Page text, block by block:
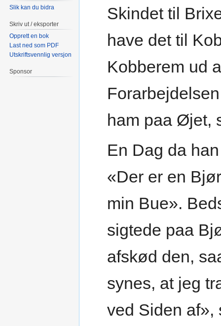
Skindet til
have det til
Kobberem ud
ham paa Øjet,
En Dag da
«Der er en
min Bue».
sigtede paa
afskød den,
synes, at jeg
ved Siden af»,
Slik kan du bidra
Skriv ut / eksporter
Opprett en bok
Last ned som PDF
Utskriftsvennlig versjon
Sponsor